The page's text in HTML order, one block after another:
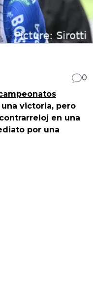
0
victoria, pero
en una
por una